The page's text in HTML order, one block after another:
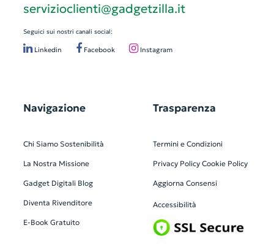
servizioclienti@gadgetzilla.it
Seguici sui nostri canali social:
Linkedin Facebook Instagram
Navigazione
Chi Siamo Sostenibilità
La Nostra Missione
Gadget Digitali Blog
Diventa Rivenditore
E-Book Gratuito
Trasparenza
Termini e Condizioni
Privacy Policy Cookie Policy
Aggiorna Consensi
Accessibilità